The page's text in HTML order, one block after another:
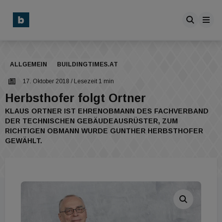
ALLGEMEIN BUILDINGTIMES.AT
17. Oktober 2018 / Lesezeit 1 min
Herbsthofer folgt Ortner
KLAUS ORTNER IST EHRENOBMANN DES FACHVERBAND
DER TECHNISCHEN GEBÄUDEAUSRÜSTER, ZUM
RICHTIGEN OBMANN WURDE GUNTHER HERBSTHOFER
GEWÄHLT.